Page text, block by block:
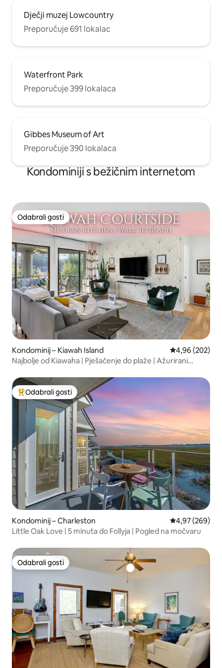
Dječji muzej Lowcountry
Preporučuje 691 lokalac
Waterfront Park
Preporučuje 399 lokalaca
Gibbes Museum of Art
Preporučuje 390 lokalaca
Kondominiji s bežičnim internetom
Odabrali gosti
Odabrali gosti
Kondominij – Kiawah Island Prosječna
4,96 (202)
Najbolje od Kiawaha | Pješačenje do plaže | Ažurirani
Među najviše rangiranima s oznakom „Odabrali gosti”
Odabrali gosti
Kondominij – Charleston Prosječna
4,97 (269)
Little Oak Love | 5 minuta do Follyja | Pogled na močvaru
Odabrali gosti
Odabrali gosti